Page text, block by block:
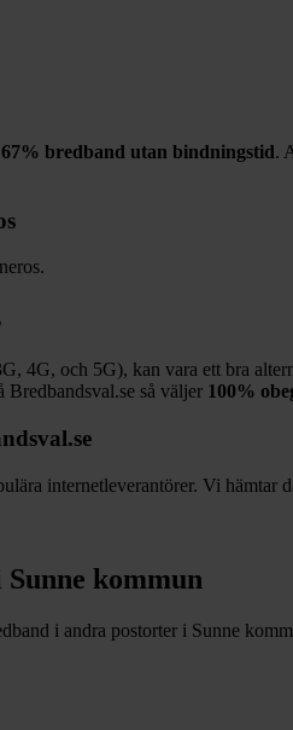
67% bredband utan bindningstid.
.
4G, och 5G), kan vara ett bra
så väljer 100%
internetleverantörer. Vi hämtar
Sunne kommun
i andra postorter i Sunne